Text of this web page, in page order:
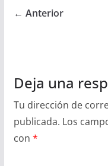
← Anterior
Deja una
Tu dirección de
publicada. Los
con *